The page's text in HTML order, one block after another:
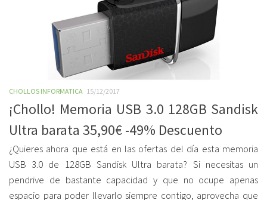
CHOLLOS INFORMATICA 15/12/2017
¡Chollo! Memoria USB 3.0 128GB Sandisk
Ultra barata 35,90€ -49% Descuento
¿Quieres ahora que está en las ofertas del día esta memoria
USB 3.0 de 128GB Sandisk Ultra barata? Si necesitas un
pendrive de bastante capacidad y que no ocupe apenas
espacio para poder llevarlo siempre contigo, aprovecha que